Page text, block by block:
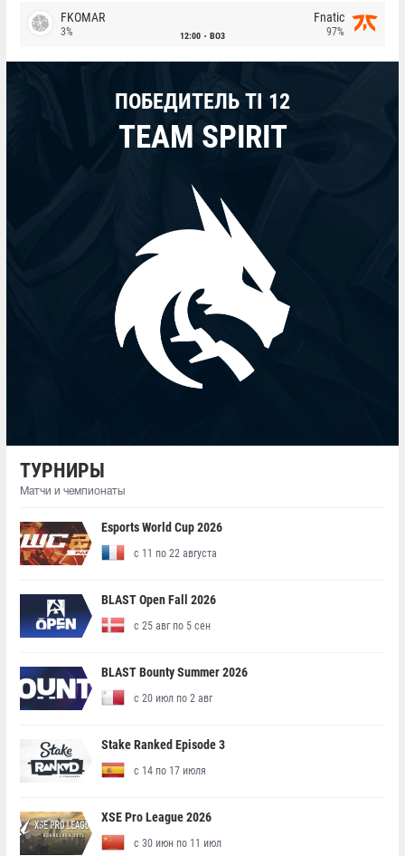
FKOMAR
3% 12:00 BO3
Fnatic
97%
ПОБЕДИТЕЛЬ TI 12
TEAM SPIRIT
ТУРНИРЫ
Матчи и чемпионаты
Esports World Cup 2026
с 11 по 22 августа
BLAST Open Fall 2026
с 25 авг по 5 сен
BLAST Bounty Summer 2026
с 20 июл по 2 авг
Stake Ranked Episode 3
с 14 по 17 июля
XSE Pro League 2026
с 30 июн по 11 июл